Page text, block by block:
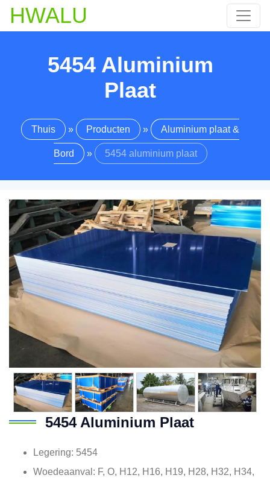
HWALU
5454 Aluminium
Plaat
Thuis » Producten » Aluminium plaat &
Bord » 5454 aluminium plaat
5454 Aluminium Plaat
Legering: 5454
Woedeaanval: F, O, H12, H16, H19, H28, H32, H34,